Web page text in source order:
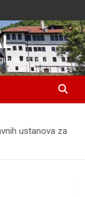
i sveta
ustanova za